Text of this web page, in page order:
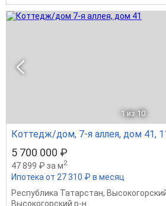
1 из 10
Коттедж/дом, 7-я аллея, дом 41,
5 700 000 ₽
47 899 ₽ за м2
Ипотека от 27 310 ₽ в месяц
Республика Татарстан,
Высокогорский р-н